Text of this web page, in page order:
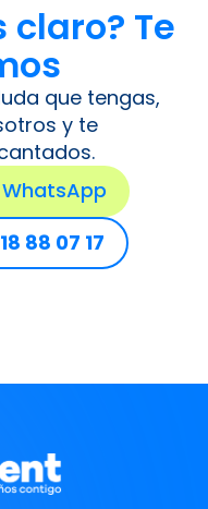
claro? Te
que tengas,
y te
WhatsApp
88 07 17